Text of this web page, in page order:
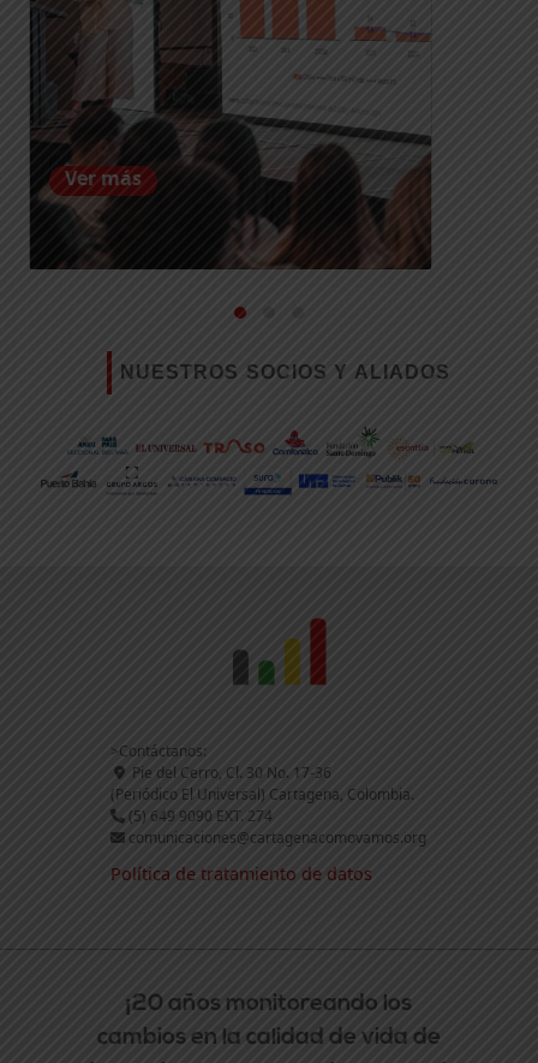
Ver más
NUESTROS SOCIOS Y ALIADOS
>Contáctanos:
Pie del Cerro, Cl. 30 No. 17-36
(Periódico El Universal) Cartagena, Colombia.
(5) 649 9090 EXT. 274
comunicaciones@cartagenacomovamos.org
Política de tratamiento de datos
¡20 años monitoreando los
cambios en la calidad de vida de